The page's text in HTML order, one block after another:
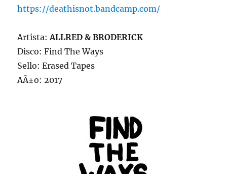
https://deathisnot.bandcamp.com/
Artista:ALLRED & BRODERICK
Disco: Find The Ways
Sello: Erased Tapes
AÃ±o: 2017